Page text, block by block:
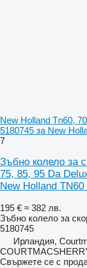
New Holland Tn60,
5180745 за New
7
Зъбно колело за
75, 85, 95 Da
New Holland
195 € ≈ 382 лв.
Зъбно колело за
5180745
Ирландия,
Свържете се с